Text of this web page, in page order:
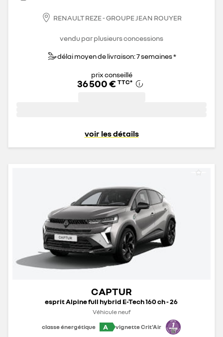
RENAULT REZE - GROUPE JEAN ROUYER
vendu par plusieurs concessions
délai moyen de livraison: 7 semaines *
prix conseillé
36 500 € TTC*
voir les détails
CAPTUR
esprit Alpine full hybrid E-Tech 160 ch - 26
Véhicule neuf
classe énergétique
A vignette Crit'Air